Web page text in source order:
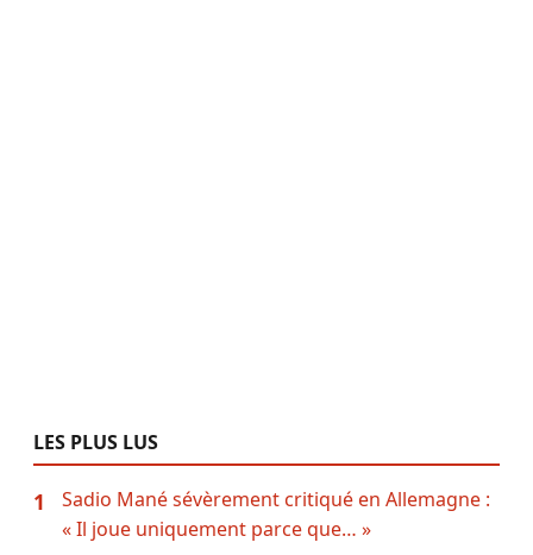
LES PLUS LUS
1
Sadio Mané sévèrement critiqué en Allemagne :
« Il joue uniquement parce que… »